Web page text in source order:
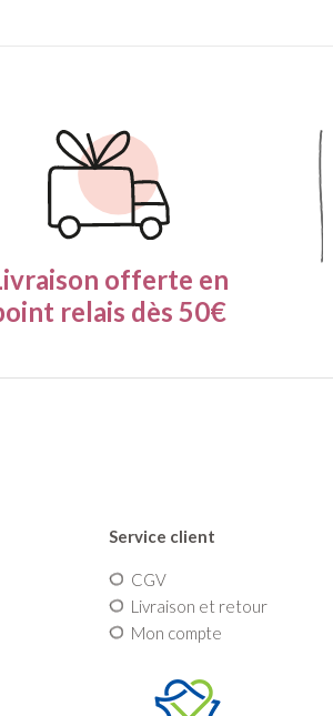
offerte en
relais dès 50€
Service client
CGV
Livraison et retour
Mon compte